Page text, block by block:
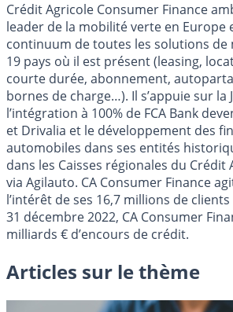
Crédit Agricole Consumer Finance
leader de la mobilité verte en Europe
continuum de toutes les solutions de
19 pays où il est présent (leasing,
courte durée, abonnement,
bornes de charge…). Il s’appuie sur la
l’intégration à 100% de FCA Bank
et Drivalia et le développement des
automobiles dans ses entités
dans les Caisses régionales du Crédit
via Agilauto. CA Consumer Finance
l’intérêt de ses 16,7 millions de
31 décembre 2022, CA Consumer
milliards € d’encours de crédit.
Articles sur le thème